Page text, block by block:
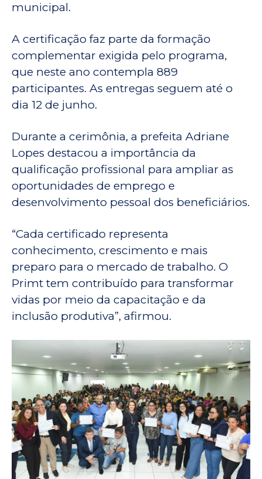
municipal.
A certificação faz parte da formação
complementar exigida pelo programa,
que neste ano contempla 889
participantes. As entregas seguem até o
dia 12 de junho.
Durante a cerimônia, a prefeita Adriane
Lopes destacou a importância da
qualificação profissional para ampliar as
oportunidades de emprego e
desenvolvimento pessoal dos beneficiários.
“Cada certificado representa
conhecimento, crescimento e mais
preparo para o mercado de trabalho. O
Primt tem contribuído para transformar
vidas por meio da capacitação e da
inclusão produtiva”, afirmou.